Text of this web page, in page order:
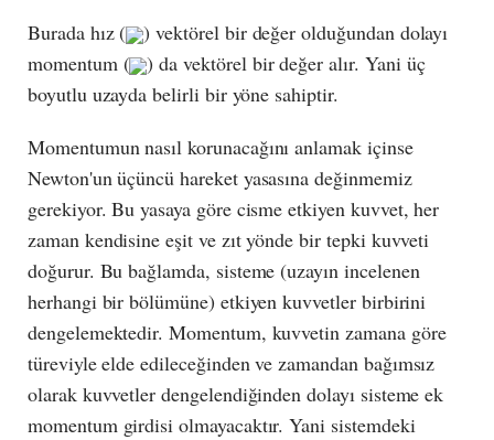
Burada hız (
) vektörel bir değer olduğundan dolayı
momentum (
) da vektörel bir değer alır. Yani üç
boyutlu uzayda belirli bir yöne sahiptir.
Momentumun nasıl korunacağını anlamak içinse
Newton'un üçüncü hareket yasasına değinmemiz
gerekiyor. Bu yasaya göre cisme etkiyen kuvvet, her
zaman kendisine eşit ve zıt yönde bir tepki kuvveti
doğurur. Bu bağlamda, sisteme (uzayın incelenen
herhangi bir bölümüne) etkiyen kuvvetler birbirini
dengelemektedir. Momentum, kuvvetin zamana göre
türeviyle elde edileceğinden ve zamandan bağımsız
olarak kuvvetler dengelendiğinden dolayı sisteme ek
momentum girdisi olmayacaktır. Yani sistemdeki